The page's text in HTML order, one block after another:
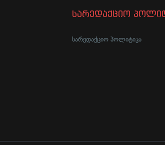
სარედაქციო
სარედაქციო პოლიტიკა